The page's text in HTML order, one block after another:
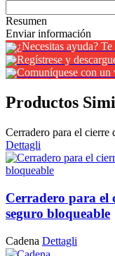
Resumen
Enviar información
¿Necesitas ayuda?
Regístrese y
Comuníquese con un
Productos
Cerradero para el cierre
Dettagli
Cerradero para el
seguro bloqueable
Cadena Dettagli